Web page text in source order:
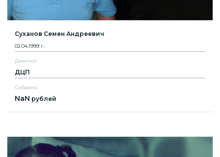
Суханов Семен Андреевич
02.04.1999 г.
Диагноз
ДЦП
Собрано
NaN рублей